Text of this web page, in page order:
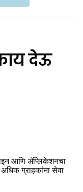
देऊ
आणि ॲप्लिकेशनचा
ग्राहकांना सेवा